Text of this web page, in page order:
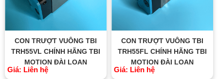
CON TRƯỢT VUÔNG TBI
TRH55VL CHÍNH HÃNG TBI
MOTION ĐÀI LOAN
Giá: Liên hệ
CON TRƯỢT VUÔNG TBI
TRH55FL CHÍNH HÃNG TBI
MOTION ĐÀI LOAN
Giá: Liên hệ